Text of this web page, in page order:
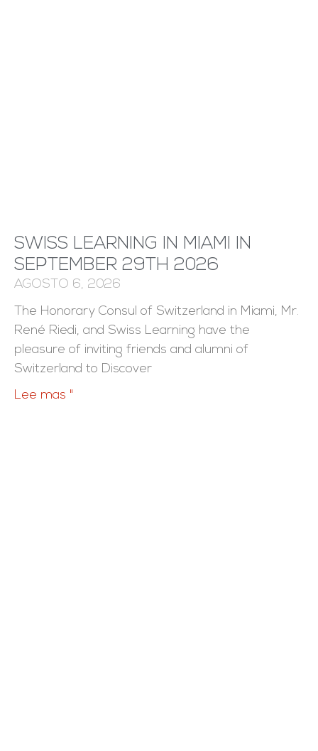
SWISS LEARNING IN MIAMI IN
SEPTEMBER 29TH 2026
AGOSTO 6, 2026
The Honorary Consul of Switzerland in Miami, Mr.
René Riedi, and Swiss Learning have the
pleasure of inviting friends and alumni of
Switzerland to Discover
Lee mas "